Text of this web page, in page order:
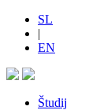
SL
|
EN
Študij